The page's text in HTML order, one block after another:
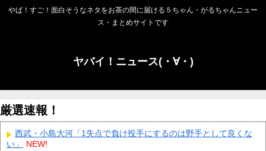
やば！すご！面白そうなネタをお茶の間に届ける５ちゃん・がるちゃんニュー
ス・まとめサイトです
ヤバイ！ニュース(・∀・)
厳選速報！
西武・小島大河「1失点で負け投手にするのは野手として良くな
い」
NEW!